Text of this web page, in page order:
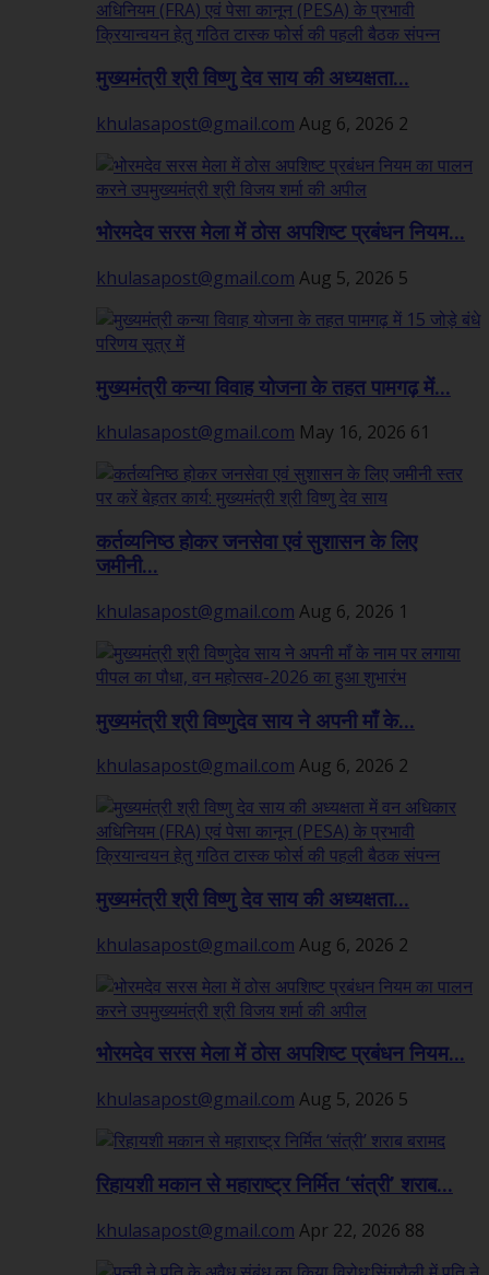
मुख्यमंत्री श्री विष्णु देव साय की अध्यक्षता...
khulasapost@gmail.com Aug 6, 2026 2
भोरमदेव सरस मेला में ठोस अपशिष्ट प्रबंधन नियम...
khulasapost@gmail.com Aug 5, 2026 5
मुख्यमंत्री कन्या विवाह योजना के तहत पामगढ़ में...
khulasapost@gmail.com May 16, 2026 61
कर्तव्यनिष्ठ होकर जनसेवा एवं सुशासन के लिए
जमीनी...
khulasapost@gmail.com Aug 6, 2026 1
मुख्यमंत्री श्री विष्णुदेव साय ने अपनी माँ के...
khulasapost@gmail.com Aug 6, 2026 2
मुख्यमंत्री श्री विष्णु देव साय की अध्यक्षता...
khulasapost@gmail.com Aug 6, 2026 2
भोरमदेव सरस मेला में ठोस अपशिष्ट प्रबंधन नियम...
khulasapost@gmail.com Aug 5, 2026 5
रिहायशी मकान से महाराष्ट्र निर्मित ‘संत्री’ शराब...
khulasapost@gmail.com Apr 22, 2026 88